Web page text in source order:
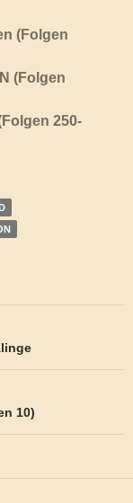
(Folgen
(Folgen
250-
10)